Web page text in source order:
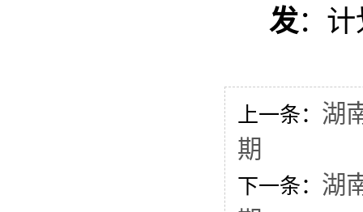
发： 计
上一条： 湖
期
下一条： 湖